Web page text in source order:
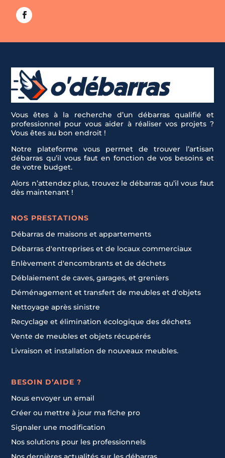
Vous êtes à la recherche d’un débarras qualifié et
professionnel pour vous aider à réaliser vos projets ?
Vous êtes au bon endroit !
Notre plateforme vous permet de trouver l’artisan
débarras qu’il vous faut en fonction de vos besoins et
de votre budget.
Alors n’attendez plus, trouvez le débarras qu’il vous faut
dès maintenant !
NOS PRESTATIONS
Débarras de maisons et appartements
Débarras d'entreprises et de locaux commerciaux
Enlèvement d'encombrants et de déchets
Déblaiement de caves, garages, et greniers
Déménagement et transfert de meubles et d'objets
Nettoyage après sinistre
Recyclage et élimination écologique des déchets
Vente de meubles et objets récupérés
Livraison et installation de nouveaux meubles.
BESOIN D’AIDE ?
Nous envoyer un email
Créer ou mettre à jour ma fiche pro
Signaler une modification
Nos solutions pour les professionnels